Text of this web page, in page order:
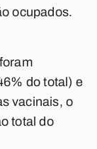
ocupados.
do total) e
vacinais, o
total do